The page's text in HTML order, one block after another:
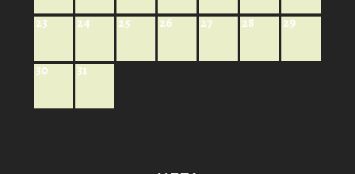
23 24 25 26 27 28 29
30 31